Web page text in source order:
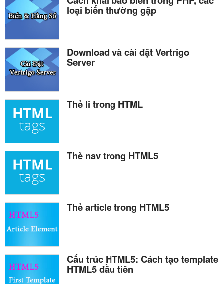
loại biến thường gặp
Download và cài đặt Vertrigo
Server
Thẻ li trong HTML
Thẻ nav trong HTML5
Thẻ article trong HTML5
Cấu trúc HTML5: Cách tạo template
HTML5 đầu tiên